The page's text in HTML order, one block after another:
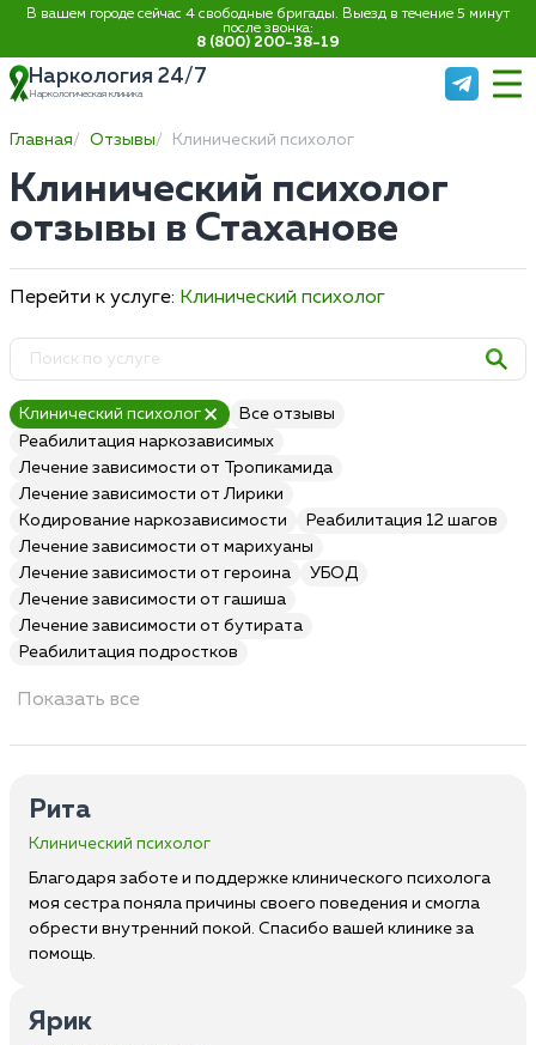
В вашем городе сейчас 4 свободные бригады. Выезд в течение 5 минут
после звонка:
8 (800) 200-38-19
Наркология 24/7
Наркологическая клиника
Главная Отзывы Клинический психолог
Клинический психолог
отзывы в Стаханове
Перейти к услуге: Клинический психолог
Клинический психолог
Все отзывы
Реабилитация наркозависимых
Лечение зависимости от Тропикамида
Лечение зависимости от Лирики
Кодирование наркозависимости
Реабилитация 12 шагов
Лечение зависимости от марихуаны
Лечение зависимости от героина
УБОД
Лечение зависимости от гашиша
Лечение зависимости от бутирата
Реабилитация подростков
Показать все
Рита
Клинический психолог
Благодаря заботе и поддержке клинического психолога
моя сестра поняла причины своего поведения и смогла
обрести внутренний покой. Спасибо вашей клинике за
помощь.
Ярик